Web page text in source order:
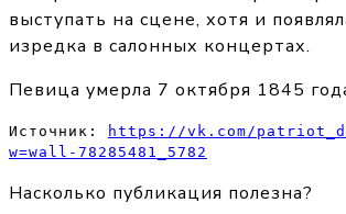
выступать на сцене, хотя и
изредка в салонных концертах.
Певица умерла 7 октября 1845
Источник:
https://vk.com/
w=wall-78285481_5782
Насколько публикация полезна?